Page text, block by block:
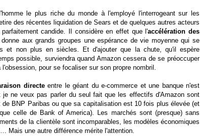
le plus riche du monde à l'employé l'interrogeant sur les
des récentes liquidation de Sears et de quelques autres acteurs
candide. Il considère en effet que l'accélération des
aux grands groupes une espérance de vie moyenne qui se
et non plus en siècles. Et d'ajouter que la chute, qu'il espère
possible, surviendra quand Amazon cessera de se préoccuper
pour se focaliser sur son propre nombril.
directeentre le géant du e-commerce et une banque n'est
ne veux pas parler du seul fait que les effectifs d'Amazon sont
BNP Paribas ou que sa capitalisation est 10 fois plus élevée (et
celle de Bank of America). Les marchés sont (presque) sans
de la clientèle sont incomparables, les modèles économiques
Mais une autre différence mérite l'attention.